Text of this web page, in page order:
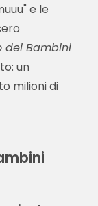
e le
dei Bambini
un
milioni di